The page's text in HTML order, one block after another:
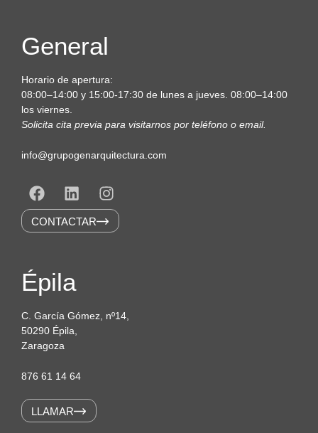
General
Horario de apertura:
08:00–14:00 y 15:00-17:30 de lunes a jueves. 08:00–14:00
los viernes.
Solicita cita previa para visitarnos por teléfono o email.
info@grupogenarquitectura.com
CONTACTAR
Épila
C. García Gómez, nº14,
50290 Épila,
Zaragoza
876 61 14 64
LLAMAR